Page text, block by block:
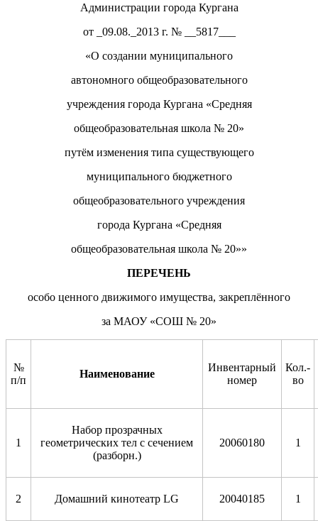
Администрации города Кургана
от _09.08._2013 г. № __5817___
«О создании муниципального
автономного общеобразовательного
учреждения города Кургана «Средняя
общеобразовательная школа № 20»
путём изменения типа существующего
муниципального бюджетного
общеобразовательного учреждения
города Кургана «Средняя
общеобразовательная школа № 20»»
ПЕРЕЧЕНЬ
особо ценного движимого имущества, закреплённого
за МАОУ «СОШ № 20»
№
п/п
Наименование
Инвентарный
номер
Кол.-
во
1
Набор прозрачных
геометрических тел с сечением
(разборн.)
20060180 1
2 Домашний кинотеатр LG 20040185 1